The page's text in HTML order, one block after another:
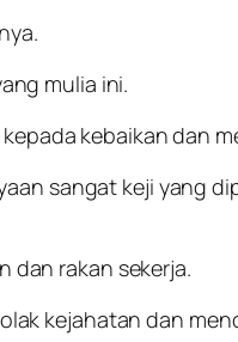
mulia ini.
kebaikan dan
sangat keji yang
dan rakan sekerja.
kejahatan dan